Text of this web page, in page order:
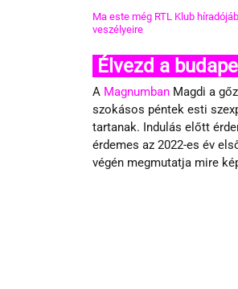
Ma este még RTL Klub
veszélyeire
Élvezd a
A Magnumban Magdi a
szokásos péntek esti
tartanak. Indulás előtt
érdemes az 2022-es év
végén megmutatja mire